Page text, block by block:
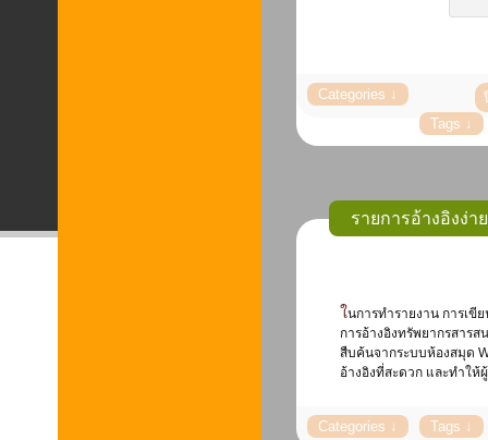
รายการอ้างอิงง่า
ในการทำรายงาน การเขียนรายงาน การทำวิทยานิพนธ์ การทำวิจัย หรือการเขียนทางวิชาการ ซึ่งจำเป็นต้องมี
การอ้างอิงทรัพยากรสาร
สืบค้นจากระบบห้องสมุด
อ้างอิงที่สะดวก และทำให้